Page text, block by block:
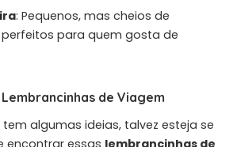
: Pequenos, mas cheios de
para quem gosta de
de Viagem
algumas ideias, talvez esteja se
encontrar essas lembrancinhas de